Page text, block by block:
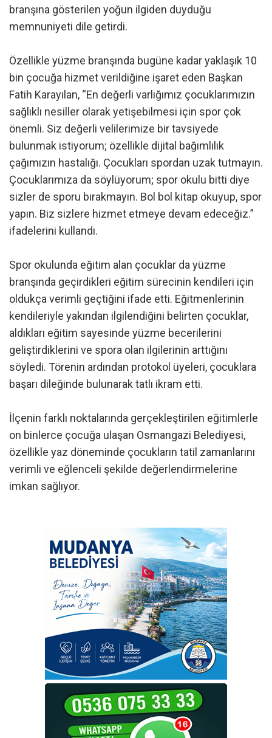
branşına gösterilen yoğun ilgiden duyduğu
memnuniyeti dile getirdi.
Özellikle yüzme branşında bugüne kadar yaklaşık 10
bin çocuğa hizmet verildiğine işaret eden Başkan
Fatih Karayılan, “En değerli varlığımız çocuklarımızın
sağlıklı nesiller olarak yetişebilmesi için spor çok
önemli. Siz değerli velilerimize bir tavsiyede
bulunmak istiyorum; özellikle dijital bağımlılık
çağımızın hastalığı. Çocukları spordan uzak tutmayın.
Çocuklarımıza da söylüyorum; spor okulu bitti diye
sizler de sporu bırakmayın. Bol bol kitap okuyup, spor
yapın. Biz sizlere hizmet etmeye devam edeceğiz.”
ifadelerini kullandı.
Spor okulunda eğitim alan çocuklar da yüzme
branşında geçirdikleri eğitim sürecinin kendileri için
oldukça verimli geçtiğini ifade etti. Eğitmenlerinin
kendileriyle yakından ilgilendiğini belirten çocuklar,
aldıkları eğitim sayesinde yüzme becerilerini
geliştirdiklerini ve spora olan ilgilerinin arttığını
söyledi. Törenin ardından protokol üyeleri, çocuklara
başarı dileğinde bulunarak tatlı ikram etti.
İlçenin farklı noktalarında gerçekleştirilen eğitimlerle
on binlerce çocuğa ulaşan Osmangazi Belediyesi,
özellikle yaz döneminde çocukların tatil zamanlarını
verimli ve eğlenceli şekilde değerlendirmelerine
imkan sağlıyor.